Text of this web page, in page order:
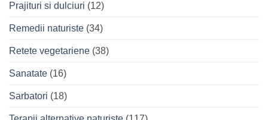
Prajituri si dulciuri (12)
Remedii naturiste (34)
Retete vegetariene (38)
Sanatate (16)
Sarbatori (18)